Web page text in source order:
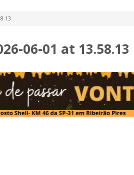
06-01 at 13.58.13